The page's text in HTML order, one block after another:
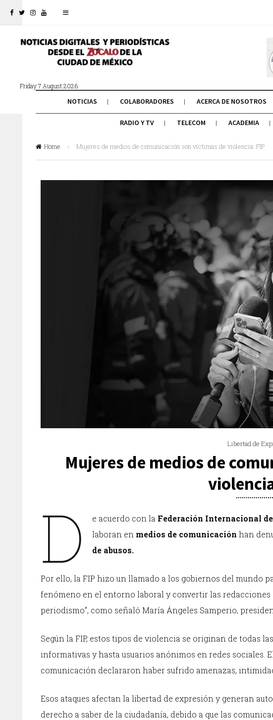
Friday 7 August 2026
NOTICIAS COLABORADORES ACERCA DE NOSOTROS
RADIO Y TV TELECOM ACADEMIA
Home » Mujeres de medios de comunicación son víctimas de violencia: FIP
Libertad de
Mujeres de medios de
D e acuerdo con la Federación Internacional
laboran en medios de comunicación han
de abusos.
Por ello, la FIP hizo un llamado a los gobiernos del mundo
fenómeno en el entorno laboral y convertir las redacciones
periodismo”, como señaló María Ángeles Samperio,
Según la FIP, estos tipos de violencia se originan de todas
informativas y hasta usuarios anónimos en redes sociales.
comunicación declararon haber sufrido amenazas,
Esos ataques afectan la libertad de expresión y generan
derecho a saber de la ciudadanía, debido a que las